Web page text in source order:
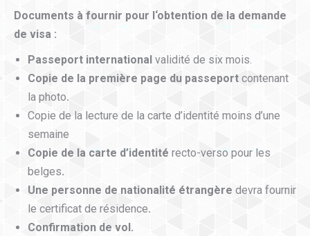
Documents à fournir pour l‘obtention de la demande
de visa :
Passeport international validité de six mois.
Copie de la première page du passeport contenant
la photo.
Copie de la lecture de la carte d’identité moins d’une
semaine
Copie de la carte d’identité recto-verso pour les
belges.
Une personne de nationalité étrangère devra fournir
le certificat de résidence.
Confirmation de vol.